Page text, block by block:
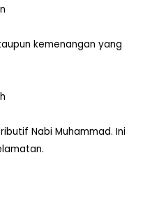
kemenangan yang
Nabi Muhammad. Ini